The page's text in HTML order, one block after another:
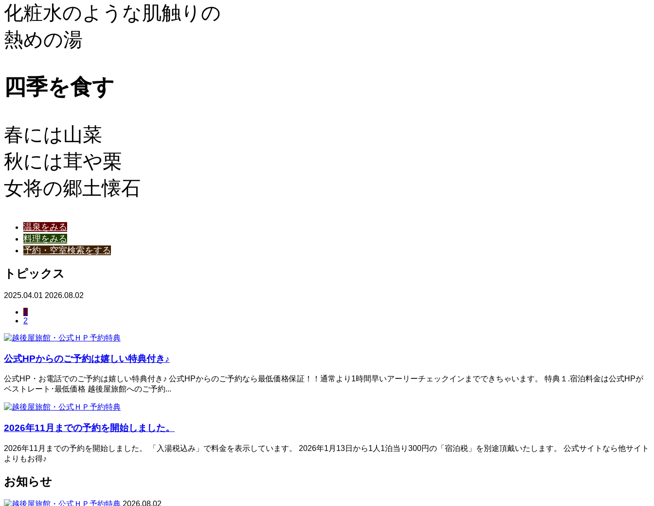
化粧水のような肌触りの
熱めの湯
四季を食す
春には山菜
秋には茸や栗
女将の郷土懐石
温泉をみる
料理をみる
予約・空室検索をする
トピックス
2025.04.01 2026.08.02
1
2
公式HPからのご予約は嬉しい特典付き♪
公式HP・お電話でのご予約は嬉しい特典付き♪ 公式HPからのご予約なら最低価格保証！！通常より1時間早いアーリーチェックインまでできちゃいます。 特典１.宿泊料金は公式HPが
ベストレート･最低価格 越後屋旅館へのご予約...
2026年11月までの予約を開始しました。
2026年11月までの予約を開始しました。 「入湯税込み」で料金を表示しています。 2026年1月13日から1人1泊当り300円の「宿泊税」を別途頂戴いたします。 公式サイトなら他サイト
よりもお得♪
お知らせ
2026.08.02